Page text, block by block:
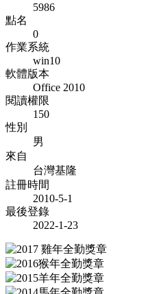
5986
點名
0
作業系統
win10
軟體版本
Office 2010
閱讀權限
150
性別
男
來自
台灣基隆
註冊時間
2010-5-1
最後登錄
2022-1-23